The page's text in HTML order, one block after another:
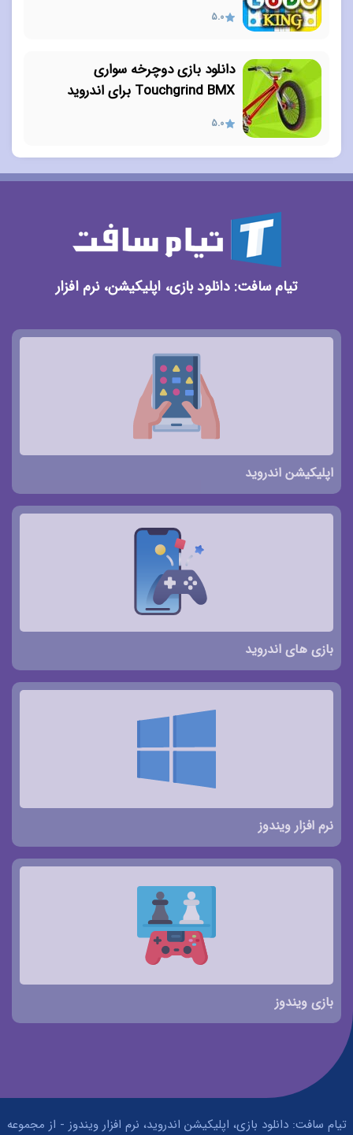
5.0
دانلود بازی دوچرخه سواری
Touchgrind BMX برای اندروید
5.0
تیام سافت: دانلود بازی، اپلیکیشن، نرم افزار
اپلیکیشن اندروید
بازی های اندروید
نرم افزار ویندوز
بازی ویندوز
تیام سافت: دانلود بازی، اپلیکیشن اندروید، نرم افزار ویندوز - از مجموعه